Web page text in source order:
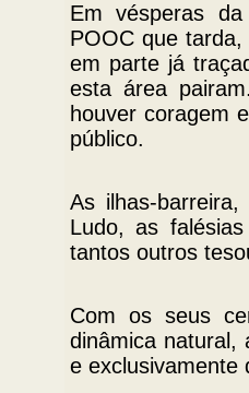
Em vésperas
POOC que
em parte já
esta área
houver coragem
público.
As ilhas-
Ludo, as
tantos outros
Com os seus
dinâmica natural,
e exclusivamente